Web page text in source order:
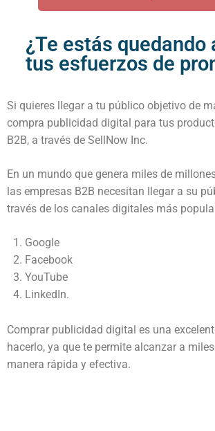
¿Te estás quedando
tus esfuerzos de
Si quieres llegar a tu público objetivo de
compra publicidad digital para tus
B2B, a través de SellNow Inc.
En un mundo que genera miles de
las empresas B2B necesitan llegar a su
través de los canales digitales más
Google
Facebook
YouTube
LinkedIn.
Comprar publicidad digital es una
hacerlo, ya que te permite alcanzar a
manera rápida y efectiva.